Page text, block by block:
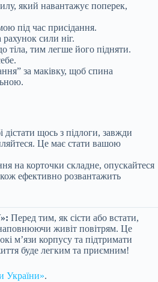
який навантажує поперек,
під час присідання.
сили ніг.
тіла, тим легше його підняти.
за маківку, щоб спина
дістати щось з підлоги, завжди
Це має стати вашою
на корточки складне, опускайтеся
ефективно розвантажить
Перед тим, як сісти або встати,
живіт повітрям. Це
м’язи корпусу та підтримати
буде легким та приємним!
України».